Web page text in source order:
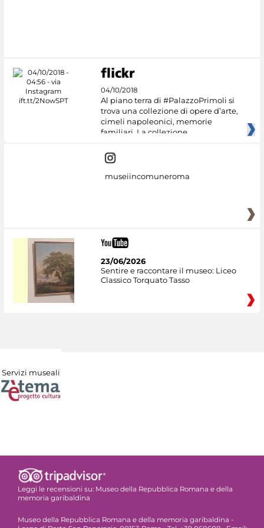
04/10/2018
Al piano terra di #PalazzoPrimoli si
trova una collezione di opere d’arte,
cimeli napoleonici, memorie
familiari. La collezione
museiincomuneroma
23/06/2026
Sentire e raccontare il museo: Liceo
Classico Torquato Tasso
Servizi museali
Leggi le recensioni su: Museo della Repubblica Romana e della
memoria garibaldina
Museo della Repubblica Romana e della memoria garibaldina -